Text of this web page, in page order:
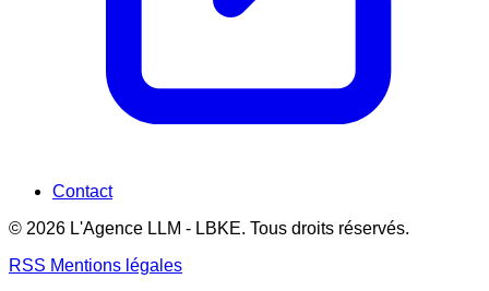
Contact
© 2026 L'Agence LLM - LBKE. Tous droits réservés.
RSS Mentions légales